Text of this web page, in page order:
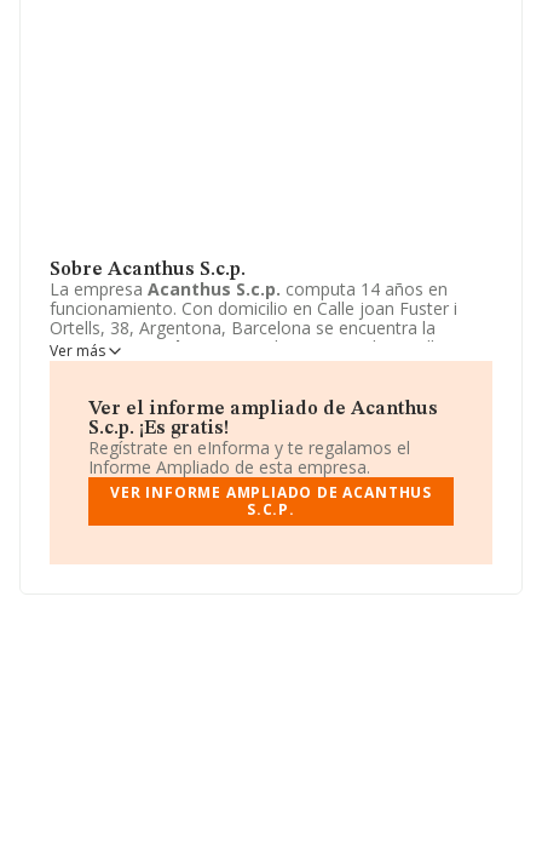
Sobre Acanthus S.c.p.
La empresa Acanthus S.c.p. computa 14 años en
funcionamiento. Con domicilio en Calle joan Fuster i
Ortells, 38, Argentona, Barcelona se encuentra la
empresa
Acanthus S.c.p.
. El CNAE que desarrolla es
0161 - Actividades de apoyo a la agricultura.Acanthus
Ver más
Ver el informe ampliado de Acanthus
S.c.p. ¡Es gratis!
Regístrate en eInforma y te regalamos el
Informe Ampliado de esta empresa.
VER INFORME AMPLIADO DE ACANTHUS
S.C.P.